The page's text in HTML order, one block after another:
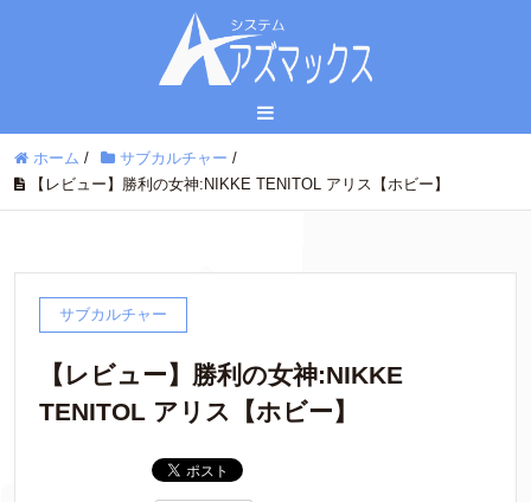
ホーム / サブカルチャー /
【レビュー】勝利の女神:NIKKE TENITOL アリス【ホビー】
サブカルチャー
【レビュー】勝利の女神:NIKKE
TENITOL アリス【ホビー】